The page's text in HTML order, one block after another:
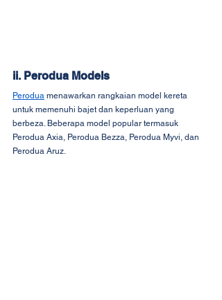
ii. Perodua Models
Perodua menawarkan rangkaian model kereta
untuk memenuhi bajet dan keperluan yang
berbeza. Beberapa model popular termasuk
Perodua Axia, Perodua Bezza, Perodua Myvi, dan
Perodua Aruz.